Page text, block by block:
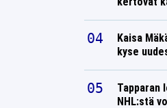
Kaisa
kyse
Tapparan
NHL:stä